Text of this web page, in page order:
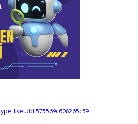
live:.cid.575569c608265c69